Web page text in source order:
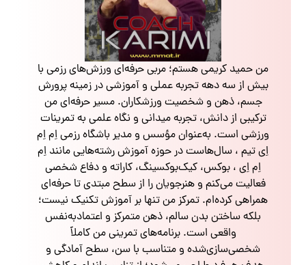
من حمید کریمی هستم؛ مربی حرفه‌ای ورزش‌های رزمی با
بیش از سه دهه تجربه عملی و آموزشی در زمینه پرورش
جسم، ذهن و شخصیت ورزشکاران. مسیر حرفه‌ای من
ترکیبی از دانش، تجربه میدانی و نگاه علمی به تمرینات
ورزشی است. به‌عنوان مؤسس و مدیر باشگاه رزمی اِم اِم
اِی تیم ، سال‌هاست در حوزه آموزش رشته‌هایی مانند اِم
اِم اِی ، بوکس، کیک‌بوکسینگ، کاراته و دفاع شخصی
فعالیت می‌کنم و هنرجویان را از سطح مبتدی تا حرفه‌ای
همراهی کرده‌ام. تمرکز من تنها بر آموزش تکنیک نیست؛
بلکه ساختن بدن سالم، ذهن متمرکز و اعتمادبه‌نفس
واقعی است. برنامه‌های تمرینی من کاملاً
شخصی‌سازی‌شده و متناسب با سن، سطح آمادگی و